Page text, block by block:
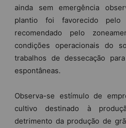
ainda sem emergência
plantio foi favorecido
recomendado pelo
condições operacionais do
trabalhos de dessecação
espontâneas.
Observa-se estímulo de
cultivo destinado à
detrimento da produção de